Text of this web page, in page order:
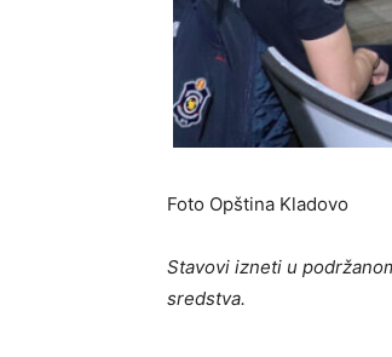
Foto Opština Kladovo
Stavovi izneti u
sredstva.